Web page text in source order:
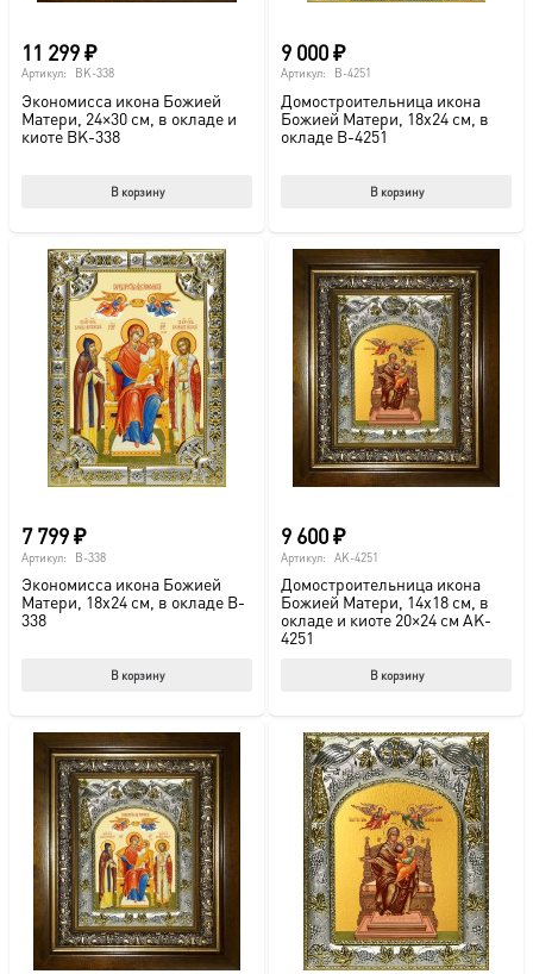
11 299₽
Артикул: BK-338
Экономисса икона Божией
Матери, 24×30 см, в окладе и
киоте BK-338
В корзину
9 000₽
Артикул: B-4251
Домостроительница икона
Божией Матери, 18х24 см, в
окладе B-4251
В корзину
7 799₽
Артикул: B-338
Экономисса икона Божией
Матери, 18х24 см, в окладе B-
338
В корзину
9 600₽
Артикул: AK-4251
Домостроительница икона
Божией Матери, 14х18 см, в
окладе и киоте 20×24 см AK-
4251
В корзину